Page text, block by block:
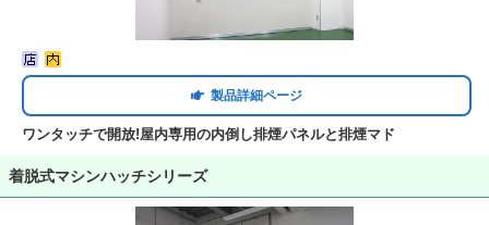
製品詳細ページ
ワンタッチで開放!屋内専用の内倒し排煙パネルと排煙マド
着脱式マシンハッチシリーズ